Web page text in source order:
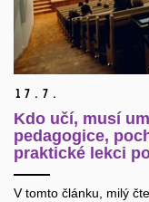
17. 7.
Kdo učí, musí
pedagogice,
praktické lekci
V tomto článku, milý